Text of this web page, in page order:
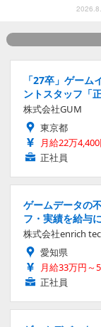
「27卒」ゲー
ントスタッフ「
株式会社GUM
東京都
月給22万
正社員
ゲームデータの
フ・実績を給与
株式会社enrich
愛知県
月給33万円～
正社員